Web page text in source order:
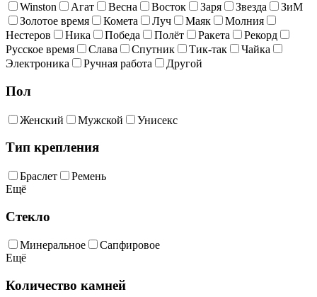
Winston
Агат Весна Восток Заря Звезда
ЗиМ
Золотое время
Комета Луч Маяк
Молния
Нестеров
Ника Победа Полёт Ракета
Рекорд
Русское время
Слава Спутник Тик-так
Чайка
Электроника
Ручная работа Другой
Пол
Женский Мужской Унисекс
Тип крепления
Браслет
Ремень
Ещё
Стекло
Минеральное
Сапфировое
Ещё
Количество камней